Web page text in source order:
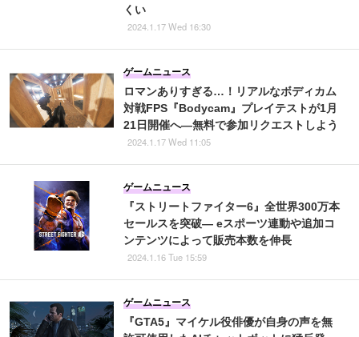
くい
2024.1.17 Wed 16:30
ロマンありすぎる…！リアルなボディカム
対戦FPS『Bodycam』プレイテストが1月
21日開催へ―無料で参加リクエストしよう
ゲームニュース
2024.1.17 Wed 11:05
『ストリートファイター6』全世界300万本
セールスを突破― eスポーツ連動や追加コ
ンテンツによって販売本数を伸長
ゲームニュース
2024.1.16 Tue 15:59
『GTA5』マイケル役俳優が自身の声を無
ゲームニュース